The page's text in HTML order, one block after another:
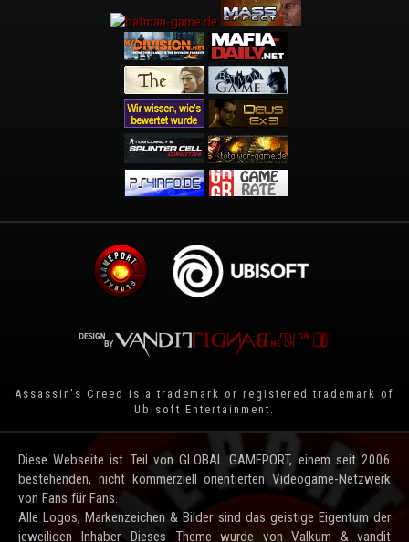
Assassin's Creed is a trademark or registered trademark of
Ubisoft Entertainment
Diese Webseite ist Teil von GLOBAL GAMEPORT, einem seit 2006
bestehenden, nicht kommerziell orientierten Videogame-Netzwerk
von Fans für Fans.
Alle Logos, Markenzeichen & Bilder sind das geistige Eigentum der
jeweiligen Inhaber. Dieses Theme wurde von Valkum & vandit